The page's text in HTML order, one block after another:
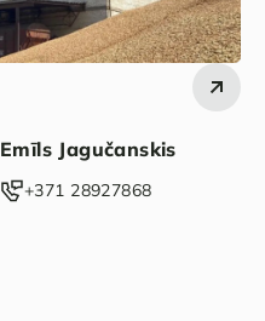
Emīls Jagučanskis
‭+371 28927868‬